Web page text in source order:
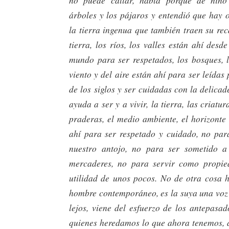
árboles y los pájaros y entendió que hay
la tierra ingenua que también traen su
tierra, los ríos, los valles están ahí
mundo para ser respetados, los
viento y del aire están ahí para ser
de los siglos y ser cuidadas con la
ayuda a ser y a vivir, la tierra, las
praderas, el medio ambiente, el
ahí para ser respetado y cuidado, no
nuestro antojo, no para ser sometido
mercaderes, no para servir como
utilidad de unos pocos. No de otra cosa
hombre contemporáneo, es la suya una
lejos, viene del esfuerzo de los
quienes heredamos lo que ahora